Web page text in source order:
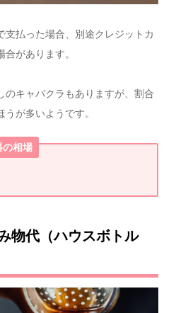
支払った場合、別途クレジットカ
があります。
のキャバクラもありますが、割合
が多いようです。
の相場
物代（ハウスボトル